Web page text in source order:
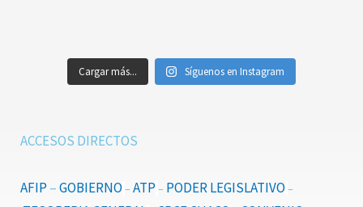
Cargar más... Síguenos en Instagram
ACCESOS DIRECTOS
AFIP–GOBIERNO – ATP– PODER LEGISLATIVO –